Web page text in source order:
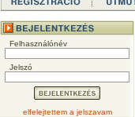
Felhasználónév
Jelszó
elfelejtettem a jelszavam